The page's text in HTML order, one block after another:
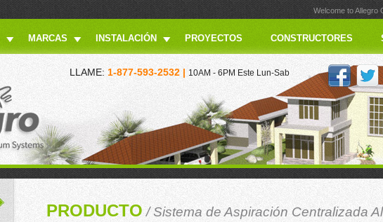
Welcome to Allegro
MARCAS INSTALACIÓN PROYECTOS CONSTRUCTORES
LLAME: 1-877-593-2532 | 10AM - 6PM Este Lun-Sab
PRODUCTO/Sistema de Aspiración Centralizada